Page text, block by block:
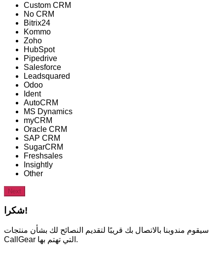
Custom CRM
No CRM
Bitrix24
Kommo
Zoho
HubSpot
Pipedrive
Salesforce
Leadsquared
Odoo
Ident
AutoCRM
MS Dynamics
myCRM
Oracle CRM
SAP CRM
SugarCRM
Freshsales
Insightly
Other
Next
شكرا!
سيقوم مندوبنا بالاتصال بك قريبًا لتقديم النصائح لك بشأن منتجات
CallGear التي تهتم بها.